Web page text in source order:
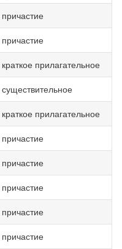
причастие
причастие
краткое прилагательное
существительное
краткое прилагательное
причастие
причастие
причастие
причастие
причастие